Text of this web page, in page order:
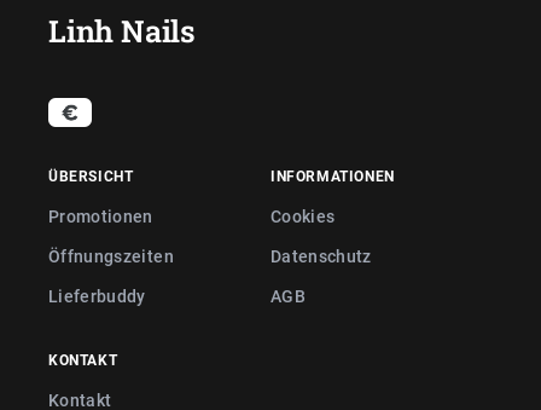
Linh Nails
ÜBERSICHT
Promotionen
Öffnungszeiten
Lieferbuddy
INFORMATIONEN
Cookies
Datenschutz
AGB
KONTAKT
Kontakt